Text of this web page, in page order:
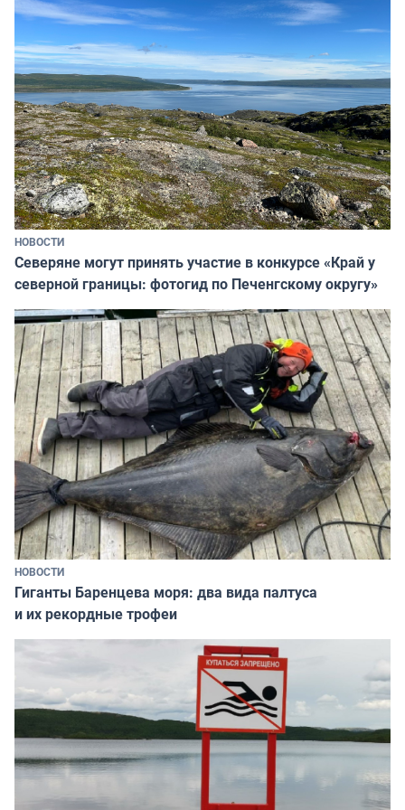
НОВОСТИ
Северяне могут принять участие в конкурсе «Край у
северной границы: фотогид по Печенгскому округу»
НОВОСТИ
Гиганты Баренцева моря: два вида палтуса
и их рекордные трофеи